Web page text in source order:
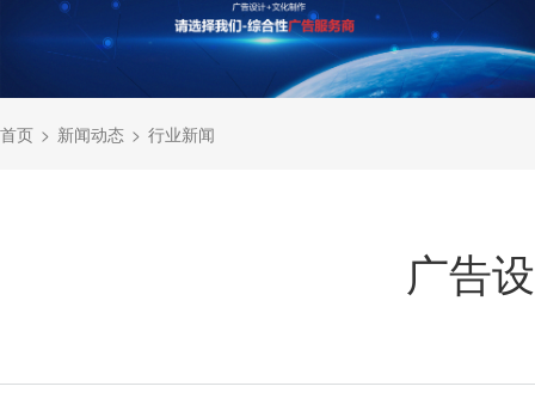
首页 新闻动态 行业新闻
广告